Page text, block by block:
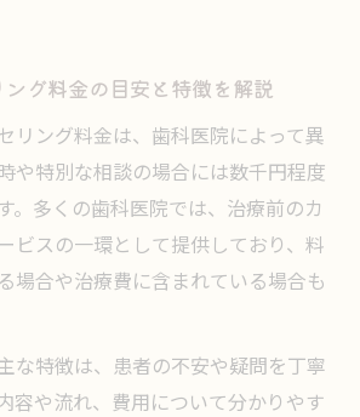
グ料金の目安と特徴を解説
リング料金は、歯科医院によって異
や特別な相談の場合には数千円程度
。多くの歯科医院では、治療前のカ
ビスの一環として提供しており、料
場合や治療費に含まれている場合も
な特徴は、患者の不安や疑問を丁寧
容や流れ、費用について分かりやす